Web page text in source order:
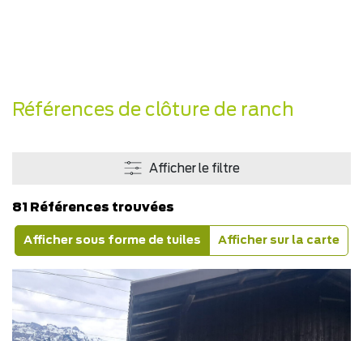
Références de clôture de ranch
Afficher le filtre
81 Références trouvées
Afficher sous forme de tuiles Afficher sur la carte